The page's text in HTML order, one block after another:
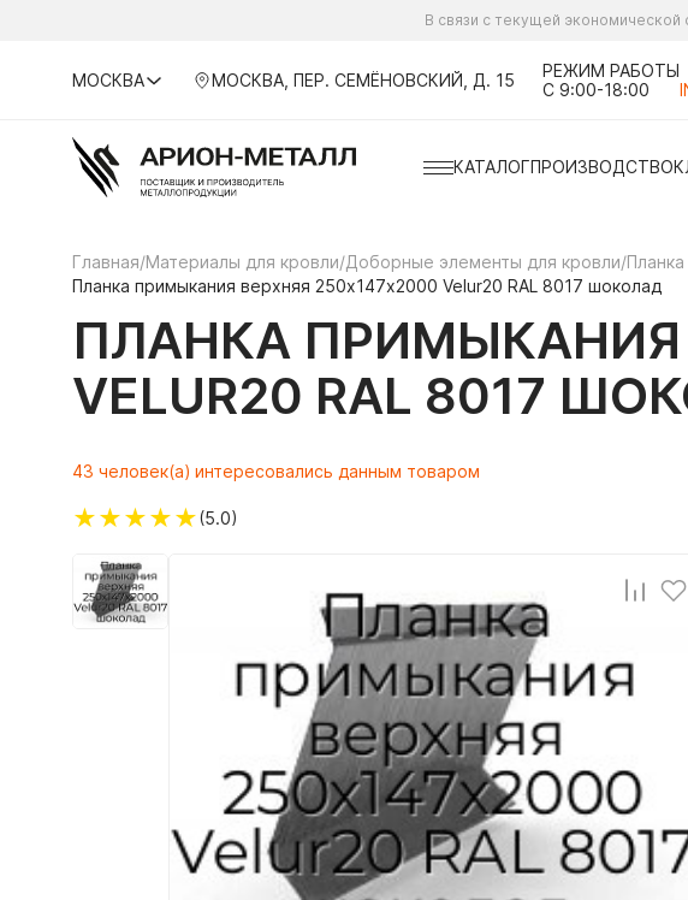
В связи с текущей
МОСКВА МОСКВА, ПЕР. СЕМЁНОВСКИЙ, Д. 15
РЕЖИМ РАБОТЫ
С 9:00-18:00
КАТАЛОГПРОИЗВОДСТВО
Главная/Материалы для кровли/Доборные элементы для кровли/
Планка примыкания верхняя 250х147х2000 Velur20 RAL 8017 шоколад
ПЛАНКА ПРИМЫКАНИЯ
VELUR20 RAL 8017
43 человек(а) интересовались данным товаром
★★★★★(5.0)